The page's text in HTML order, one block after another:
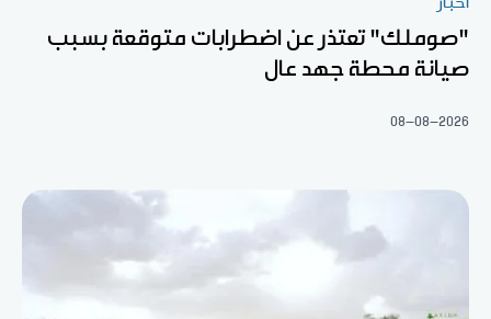
"صوملك" تعتذر عن اضطرابات متوقعة بسبب
صيانة محطة جهد عال
08-08-2026